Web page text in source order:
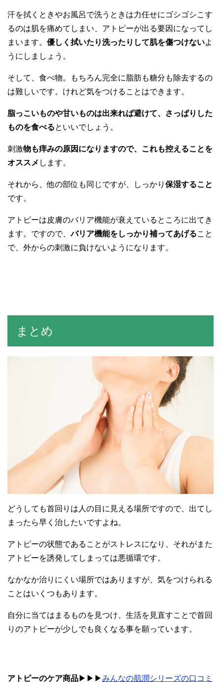
汗を拭くときやお風呂で洗うときは力任せにゴシゴシこす
るのは肌を痛めてしまい、アトピーが出る要因になってし
まいます。 優しく拭いたり洗ったりして肌を傷つけないよ
うにしましょう。
そして、食べ物。もちろん完全に脂肪も糖分も除去するの
は難しいです。けれど気をつけることはできます。
脂っこいものや甘いものは出来れば避けて、さっぱりした
ものを食べるといいでしょう。
刺激物も痒みの原因になりますので、これも控えることを
オススメ します。
それから、他の部位も同じですが、しっかり 保湿すること
です。
アトピーは皮膚のバリア機能が衰えているところに出てき
ます。ですので、バリア機能をしっかり補ってあげること
で、外からの刺激に負けないようになります。
まとめ
どうしても首回りは人の目に見える場所ですので、出てし
まったら早く治したいですよね。
アトピーの状態であることがストレスになり、それがまた
アトピーを誘発してしまっては悪循環です。
なかなか治りにくい場所ではありますが、気をつけられる
ことはいくつもあります。
自分に当てはまるものを見つけ、生活を見直すことで首回
りのアトピーが少しでも良くなる事を願っています。
アトピーのケア商品▶︎▶︎▶︎みんなの肌潤シリーズの口コミ